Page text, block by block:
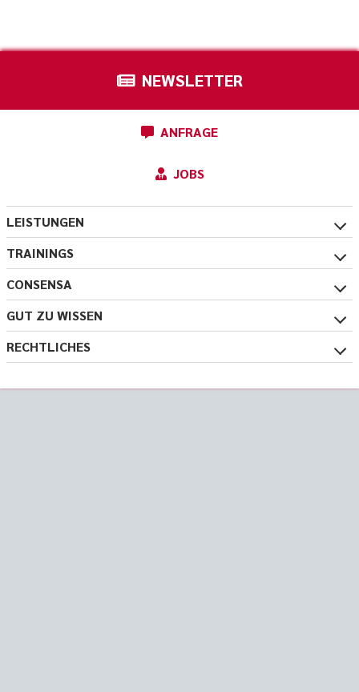
NEWSLETTER
ANFRAGE
JOBS
LEISTUNGEN
TRAININGS
CONSENSA
GUT ZU WISSEN
RECHTLICHES